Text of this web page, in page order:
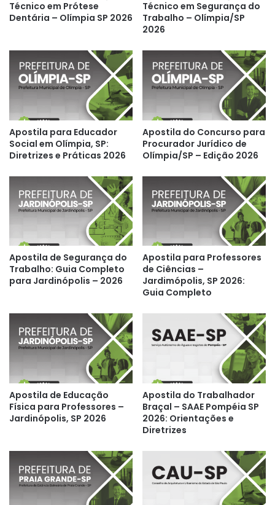
Técnico em Prótese
Dentária – Olímpia SP 2026
Técnico em Segurança do
Trabalho – Olímpia/SP
2026
Apostila para Educador
Social em Olímpia, SP:
Diretrizes e Práticas 2026
Apostila do Concurso para
Procurador Jurídico de
Olímpia/SP – Edição 2026
Apostila de Segurança do
Trabalho: Guia Completo
para Jardinópolis – 2026
Apostila para Professores
de Ciências –
Jardimópolis, SP 2026:
Guia Completo
Apostila de Educação
Física para Professores –
Jardinópolis, SP 2026
Apostila do Trabalhador
Braçal – SAAE Pompéia SP
2026: Orientações e
Diretrizes